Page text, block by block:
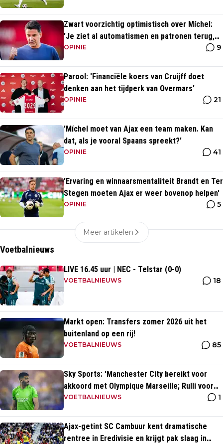
Zwart voorzichtig optimistisch over Míchel:
'Je ziet al automatismen en patronen terug,
maar...'
OPINIE 9
Parool: 'Financiële koers van Cruijff doet
denken aan het tijdperk van Overmars'
OPINIE 21
'Míchel moet van Ajax een team maken. Kan
dat, als je vooral Spaans spreekt?'
OPINIE 41
'Ervaring en winnaarsmentaliteit Brandt en Ter
Stegen moeten Ajax er weer bovenop helpen'
OPINIE 5
Meer artikelen
Voetbalnieuws
LIVE 16.45 uur | NEC - Telstar (0-0)
VOETBALNIEUWS 18
Markt open: Transfers zomer 2026 uit het
buitenland op een rij!
VOETBALNIEUWS 85
Sky Sports: 'Manchester City bereikt voor
akkoord met Olympique Marseille; Rulli voor
twee miljoen naar Engeland'
VOETBALNIEUWS 1
Ajax-getint SC Cambuur kent dramatische
rentree in Eredivisie en krijgt pak slaag in